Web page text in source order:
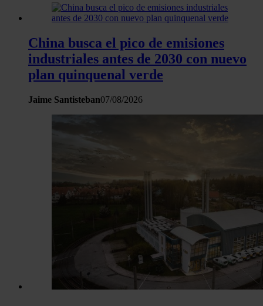
China busca el pico de emisiones
industriales antes de 2030 con nuevo
plan quinquenal verde
Jaime Santisteban07/08/2026